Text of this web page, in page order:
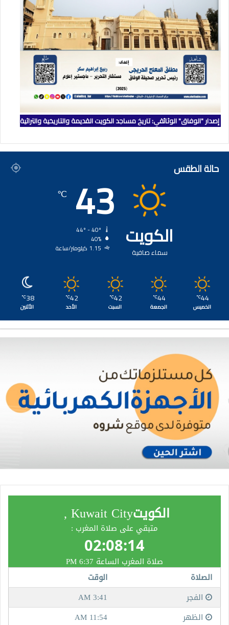
إصدار "الوفاق" الوثائقي: تاريخ مساجد الكويت القديمة والتاريخية والتراثية
حالة الطقس
الكويت
سماء صافية
43
℃
40%
1.15 كيلومتر/ساعة
44
℃
الخميس
44
℃
الجمعة
42
℃
السبت
42
℃
الأحد
38
℃
الأثنين